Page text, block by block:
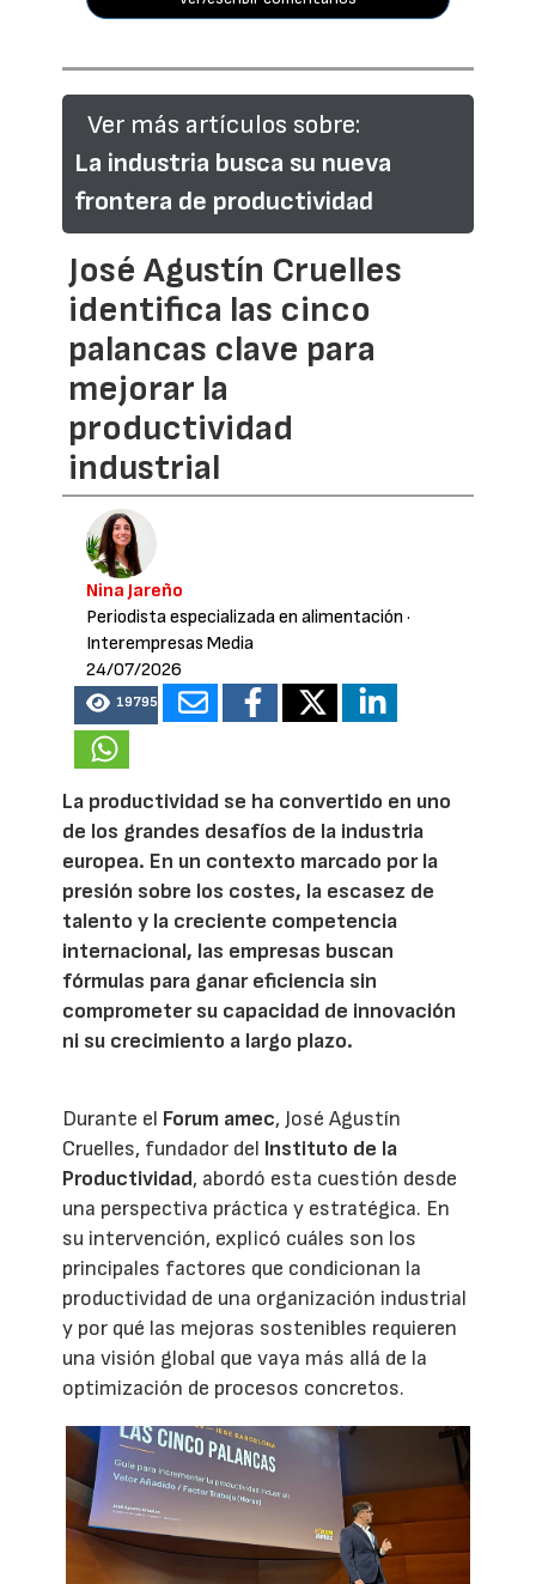
Ver más artículos sobre:
La industria busca su nueva
frontera de productividad
José Agustín Cruelles
identifica las cinco
palancas clave para
mejorar la
productividad
industrial
Nina Jareño
Periodista especializada en alimentación ·
Interempresas Media
24/07/2026
19795
La productividad se ha convertido en uno
de los grandes desafíos de la industria
europea. En un contexto marcado por la
presión sobre los costes, la escasez de
talento y la creciente competencia
internacional, las empresas buscan
fórmulas para ganar eficiencia sin
comprometer su capacidad de innovación
ni su crecimiento a largo plazo.
Durante el Forum amec, José Agustín
Cruelles, fundador del Instituto de la
Productividad, abordó esta cuestión desde
una perspectiva práctica y estratégica. En
su intervención, explicó cuáles son los
principales factores que condicionan la
productividad de una organización industrial
y por qué las mejoras sostenibles requieren
una visión global que vaya más allá de la
optimización de procesos concretos.